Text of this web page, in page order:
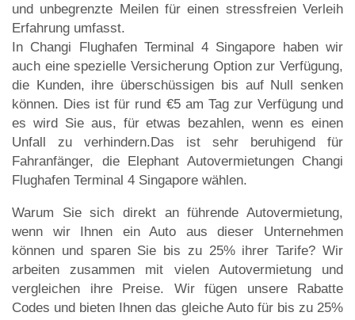
und unbegrenzte Meilen für einen stressfreien Verleih
Erfahrung umfasst.
In Changi Flughafen Terminal 4 Singapore haben wir
auch eine spezielle Versicherung Option zur Verfügung,
die Kunden, ihre überschüssigen bis auf Null senken
können. Dies ist für rund €5 am Tag zur Verfügung und
es wird Sie aus, für etwas bezahlen, wenn es einen
Unfall zu verhindern.Das ist sehr beruhigend für
Fahranfänger, die Elephant Autovermietungen Changi
Flughafen Terminal 4 Singapore wählen.
Warum Sie sich direkt an führende Autovermietung,
wenn wir Ihnen ein Auto aus dieser Unternehmen
können und sparen Sie bis zu 25% ihrer Tarife? Wir
arbeiten zusammen mit vielen Autovermietung und
vergleichen ihre Preise. Wir fügen unsere Rabatte
Codes und bieten Ihnen das gleiche Auto für bis zu 25%